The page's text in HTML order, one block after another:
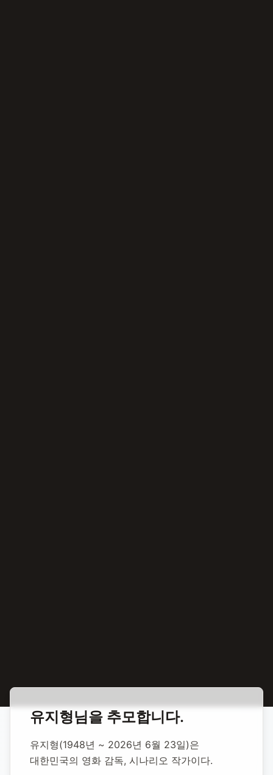
합동 추모 유지형 영화 감독, 시나리오 작가
유지형 영화 감독,
유지형님을 추모합니다.
유지형(1948년 ~ 2026년 6월 23일)은
대한민국의 영화 감독, 시나리오 작가이다.